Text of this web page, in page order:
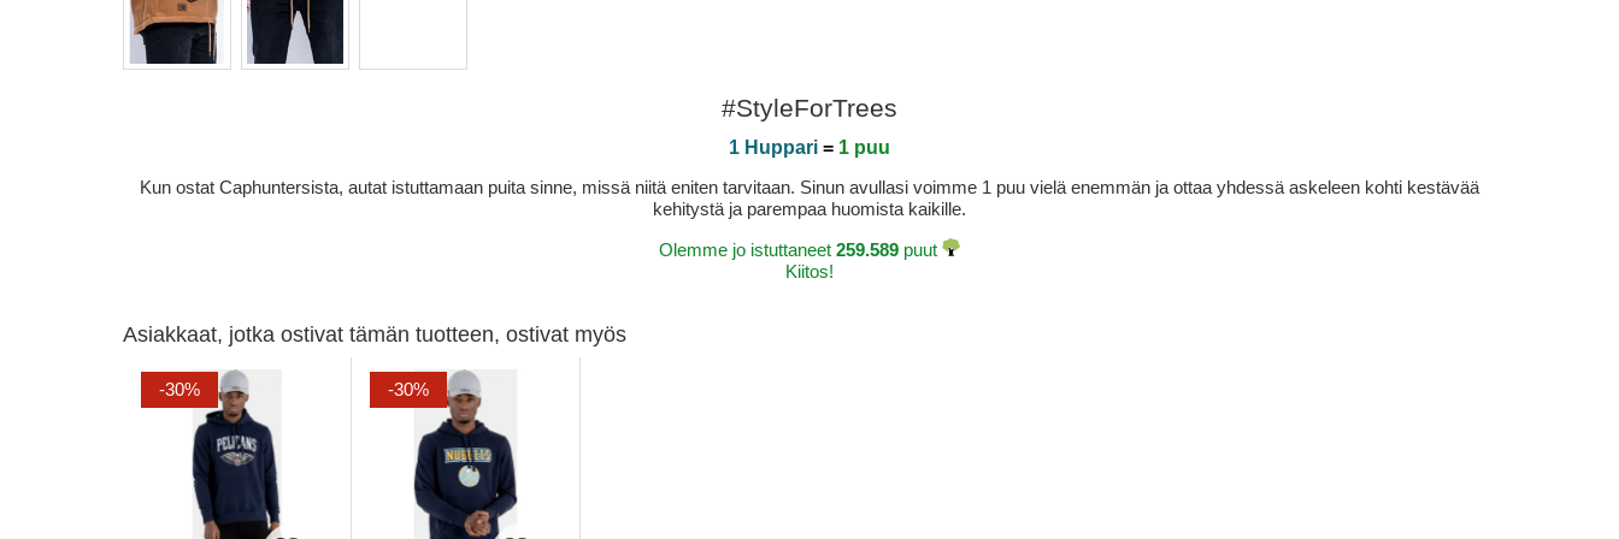
#StyleForTrees
1 Huppari = 1 puu
Kun ostat Caphuntersista, autat istuttamaan puita sinne, missä niitä eniten tarvitaan. Sinun avullasi voimme 1 puu vielä enemmän ja ottaa yhdessä askeleen kohti kestävää
kehitystä ja parempaa huomista kaikille.
Olemme jo istuttaneet 259.589 puut
Kiitos!
Asiakkaat, jotka ostivat tämän tuotteen, ostivat myös
-30% -30%